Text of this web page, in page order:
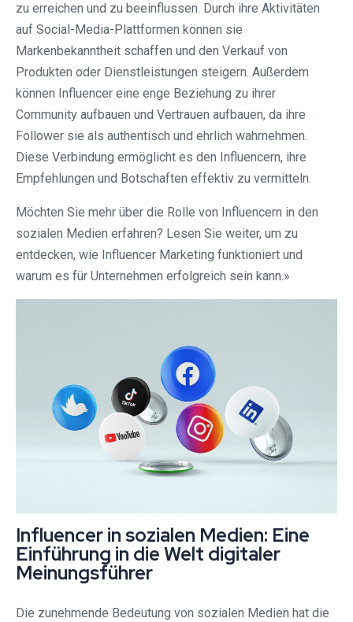
zu erreichen und zu beeinflussen. Durch ihre Aktivitäten
auf Social-Media-Plattformen können sie
Markenbekanntheit schaffen und den Verkauf von
Produkten oder Dienstleistungen steigern. Außerdem
können Influencer eine enge Beziehung zu ihrer
Community aufbauen und Vertrauen aufbauen, da ihre
Follower sie als authentisch und ehrlich wahrnehmen.
Diese Verbindung ermöglicht es den Influencern, ihre
Empfehlungen und Botschaften effektiv zu vermitteln.
Möchten Sie mehr über die Rolle von Influencern in den
sozialen Medien erfahren? Lesen Sie weiter, um zu
entdecken, wie Influencer Marketing funktioniert und
warum es für Unternehmen erfolgreich sein kann.»
Influencer in sozialen Medien: Eine
Einführung in die Welt digitaler
Meinungsführer
Die zunehmende Bedeutung von sozialen Medien hat die